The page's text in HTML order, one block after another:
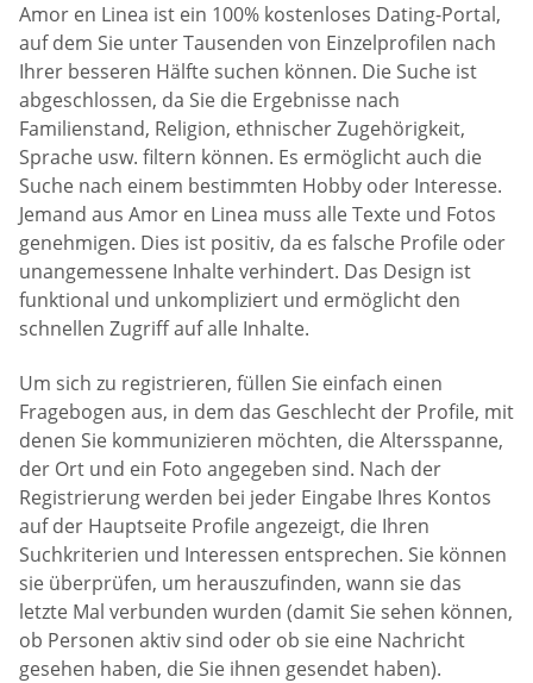
Amor en Linea ist ein 100% kostenloses Dating-Portal,
auf dem Sie unter Tausenden von Einzelprofilen nach
Ihrer besseren Hälfte suchen können. Die Suche ist
abgeschlossen, da Sie die Ergebnisse nach
Familienstand, Religion, ethnischer Zugehörigkeit,
Sprache usw. filtern können. Es ermöglicht auch die
Suche nach einem bestimmten Hobby oder Interesse.
Jemand aus Amor en Linea muss alle Texte und Fotos
genehmigen. Dies ist positiv, da es falsche Profile oder
unangemessene Inhalte verhindert. Das Design ist
funktional und unkompliziert und ermöglicht den
schnellen Zugriff auf alle Inhalte.
Um sich zu registrieren, füllen Sie einfach einen
Fragebogen aus, in dem das Geschlecht der Profile, mit
denen Sie kommunizieren möchten, die Altersspanne,
der Ort und ein Foto angegeben sind. Nach der
Registrierung werden bei jeder Eingabe Ihres Kontos
auf der Hauptseite Profile angezeigt, die Ihren
Suchkriterien und Interessen entsprechen. Sie können
sie überprüfen, um herauszufinden, wann sie das
letzte Mal verbunden wurden (damit Sie sehen können,
ob Personen aktiv sind oder ob sie eine Nachricht
gesehen haben, die Sie ihnen gesendet haben).